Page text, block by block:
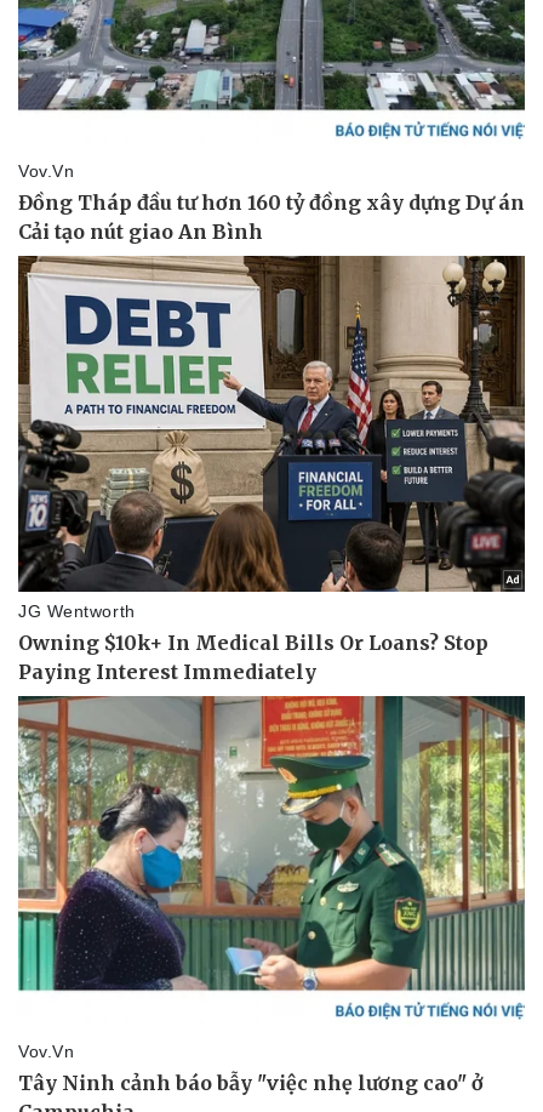
Kinh tế
Bất động sản
Khởi nghiệp
Thị trường
Giá vàng
Tiêu dùng
Chứng khoán
Giá cà phê